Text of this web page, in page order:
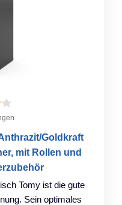
Goldkraft
mit Rollen und
Tomy ist die gute
Sein optimales